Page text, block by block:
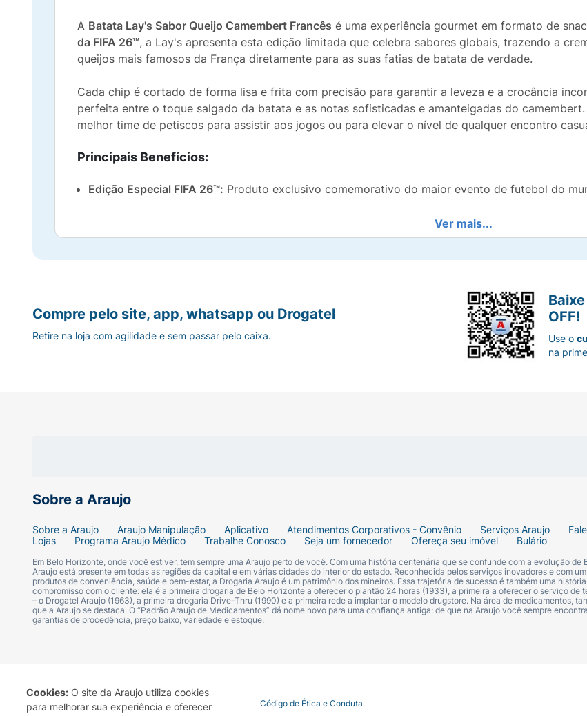
Cookies: O site da Araujo utiliza cookies
para melhorar sua experiência e oferecer
A Batata Lay's Sabor Queijo Camembert Francês é uma experiência gourmet em formato de
da FIFA 26™, a Lay's apresenta esta edição limitada que celebra sabores globais, trazendo a
queijos mais famosos da França diretamente para as suas fatias de batata de verdade.
Cada chip é cortado de forma lisa e frita com precisão para garantir a leveza e a crocância
perfeita entre o toque salgado da batata e as notas sofisticadas e amanteigadas do
melhor time de petiscos para assistir aos jogos ou para elevar o nível de qualquer encontro
Principais Benefícios:
Edição Especial FIFA 26™: Produto exclusivo comemorativo do maior evento de futebol do
Notas autênticas e refinadas de Queijo Camembert Francês.
Momento Colecionador:Embalagem temática ideal para fãs de futebol e gastronomia.
Sabor:Queijo Camembert Francês.
Peso Líquido:62g.
Tipo:Batata lisa frita.
Ver mais...
Sobre a Araujo
Sobre a Araujo Araujo Manipulação Aplicativo Atendimentos Corporativos - Convênio Serviços Araujo
Lojas
Programa Araujo Médico Trabalhe Conosco Seja um fornecedor Ofereça seu imóvel Bulário
Em Belo Horizonte, onde você estiver, tem sempre uma Araujo perto de você. Com uma história centenária que se confunde com a evolução de
Araujo está presente em todas as regiões da capital e em várias cidades do interior do estado. Reconhecida pelos serviços inovadores e com
produtos de conveniência, saúde e bem-estar, a Drogaria Araujo é um patrimônio dos mineiros. Essa trajetória de sucesso é também uma
compromisso com o cliente: ela é a primeira drogaria de Belo Horizonte a oferecer o plantão 24 horas (1933), a primeira a oferecer o serviço de
– o Drogatel Araujo (1963), a primeira drogaria Drive-Thru (1990) e a primeira rede a implantar o modelo drugstore. Na área de medicamentos,
que a Araujo se destaca. O “Padrão Araujo de Medicamentos” dá nome novo para uma confiança antiga: de que na Araujo você sempre
garantias de procedência, preço baixo, variedade e estoque.
Compre pelo site, app, whatsapp ou Drogatel
Retire na loja com agilidade e sem passar pelo caixa.
OFF!
Use o
na
Termo de Uso Portal da Privacidade Covid-19 Código de Ética e Conduta